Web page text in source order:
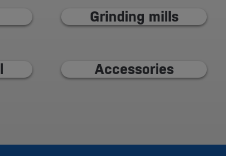
Grinding mills
Accessories